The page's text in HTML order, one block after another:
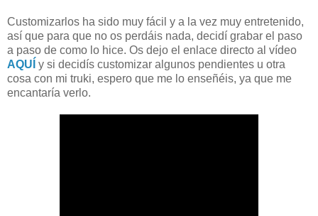
Customizarlos ha sido muy fácil y a la vez muy entretenido,
así que para que no os perdáis nada, decidí grabar el paso
a paso de como lo hice. Os dejo el enlace directo al vídeo
AQUÍ y si decidís customizar algunos pendientes u otra
cosa con mi truki, espero que me lo enseñéis, ya que me
encantaría verlo.